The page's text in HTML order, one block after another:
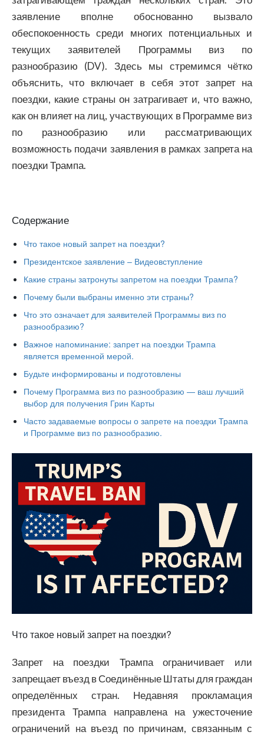
заявление вполне обоснованно вызвало
обеспокоенность среди многих потенциальных и
текущих заявителей Программы виз по
разнообразию (DV). Здесь мы стремимся чётко
объяснить, что включает в себя этот запрет на
поездки, какие страны он затрагивает и, что важно,
как он влияет на лиц, участвующих в Программе виз
по разнообразию или рассматривающих
возможность подачи заявления в рамках запрета на
поездки Трампа.
Содержание
Что такое новый запрет на поездки?
Президентское заявление – Видеовступление
Какие страны затронуты запретом на поездки Трампа?
Почему были выбраны именно эти страны?
Что это означает для заявителей Программы виз по
разнообразию?
Важное напоминание: запрет на поездки Трампа
является временной мерой.
Будьте информированы и подготовлены
Почему Программа виз по разнообразию — ваш лучший
выбор для получения Грин Карты
Часто задаваемые вопросы о запрете на поездки Трампа
и Программе виз по разнообразию.
Что такое новый запрет на поездки?
Запрет на поездки Трампа ограничивает или
запрещает въезд в Соединённые Штаты для граждан
определённых стран. Недавняя прокламация
президента Трампа направлена на ужесточение
ограничений на въезд по причинам, связанным с